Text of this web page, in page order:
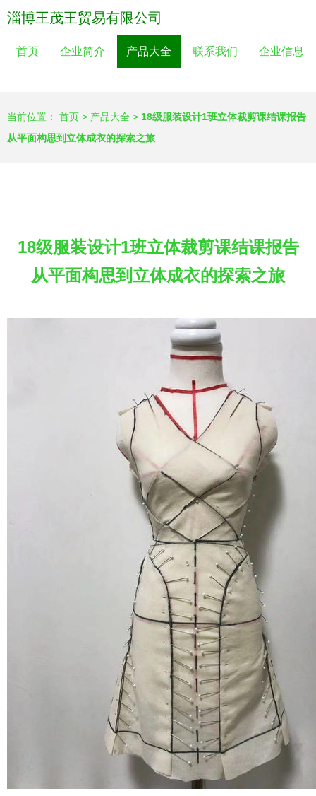
淄博王茂王贸易有限公司
首页 企业简介 产品大全 联系我们 企业信息
当前位置： 首页 > 产品大全 > 18级服装设计1班立体裁剪课结课报告
从平面构思到立体成衣的探索之旅
18级服装设计1班立体裁剪课结课报告
从平面构思到立体成衣的探索之旅